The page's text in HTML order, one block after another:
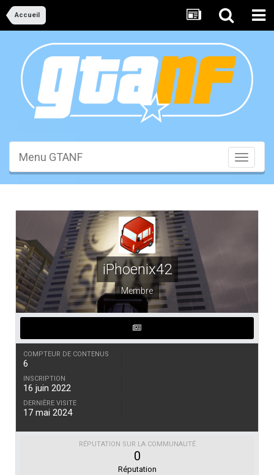
Accueil
Toggle
Menu GTANF
iPhoenix42
Membre
COMPTEUR DE CONTENUS
6
INSCRIPTION
16 juin 2022
DERNIÈRE VISITE
17 mai 2024
RÉPUTATION SUR LA COMMUNAUTÉ
0
Réputation